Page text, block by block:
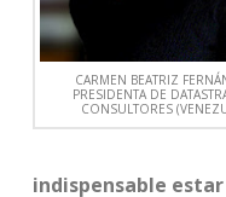
CARMEN BEATRIZ
PRESIDENTA DE
CONSULTORES
indispensable